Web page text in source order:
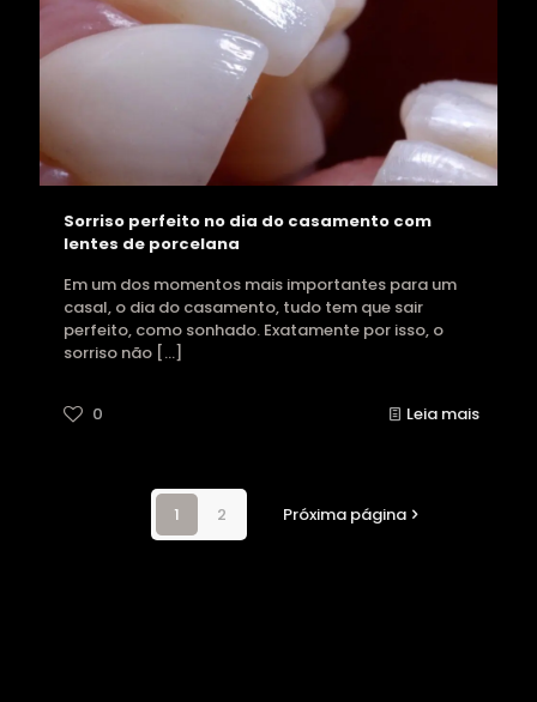
Sorriso perfeito no dia do casamento com
lentes de porcelana
Em um dos momentos mais importantes para um
casal, o dia do casamento, tudo tem que sair
perfeito, como sonhado. Exatamente por isso, o
sorriso não […]
0 Leia mais
1 2 Próxima página